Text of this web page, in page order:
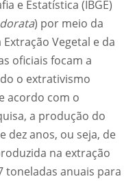
e Estatística (IBGE)
) por meio da
Vegetal e da
oficiais focam a
o extrativismo
acordo com o
a produção do
dez anos, ou seja, de
na extração
toneladas anuais para